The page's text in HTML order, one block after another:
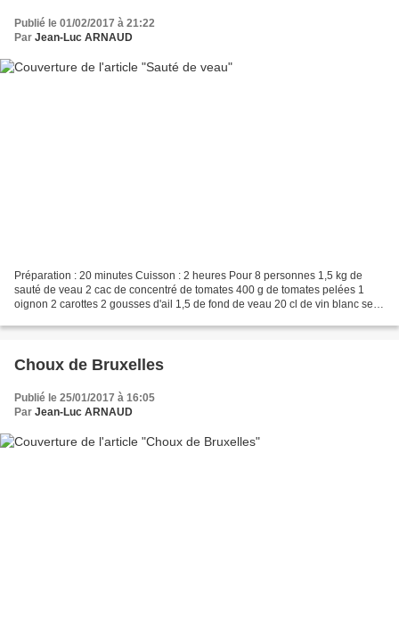
Publié le 01/02/2017 à 21:22
Par Jean-Luc ARNAUD
Préparation : 20 minutes Cuisson : 2 heures Pour 8 personnes 1,5 kg de
sauté de veau 2 cac de concentré de tomates 400 g de tomates pelées 1
oignon 2 carottes 2 gousses d'ail 1,5 de fond de veau 20 cl de vin blanc sec
Choux de Bruxelles
Publié le 25/01/2017 à 16:05
Par Jean-Luc ARNAUD